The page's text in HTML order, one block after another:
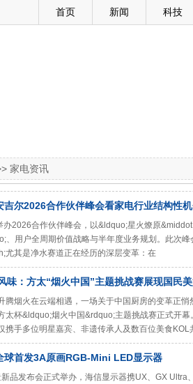
首页 新闻 科技
家电资讯
吉尔2026合作伙伴峰会看家电行业结构性
2026合作伙伴峰会，以&ldquo;星火燎原
、用户全周期价值战略与半年度业务规划。此次
尤其是净水赛道正在经历的深层变革：在
味：方太“烟火中国”主题挑战赛展现国民
腾烟火在云端相遇，一场关于中国厨房的变革正
太杯&ldquo;烟火中国&rdquo;主题挑战赛正式开
携手多位明星嘉宾、非遗传承人及数百位美食KOL
球首发3A原画RGB-Mini LED显示器
品发布会正式举办，海信显示器携UX、GX Ultra